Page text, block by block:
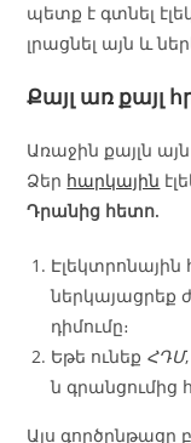
պետք է գտնել
լրացնել այն և
Քայլ առ քայլ
Առաջին քայլն
Ձեր հարկային
Դրանից հետո.
դիմումը։
Եթե ունեք ՀԴՄ
ն գրանցումից
Այս